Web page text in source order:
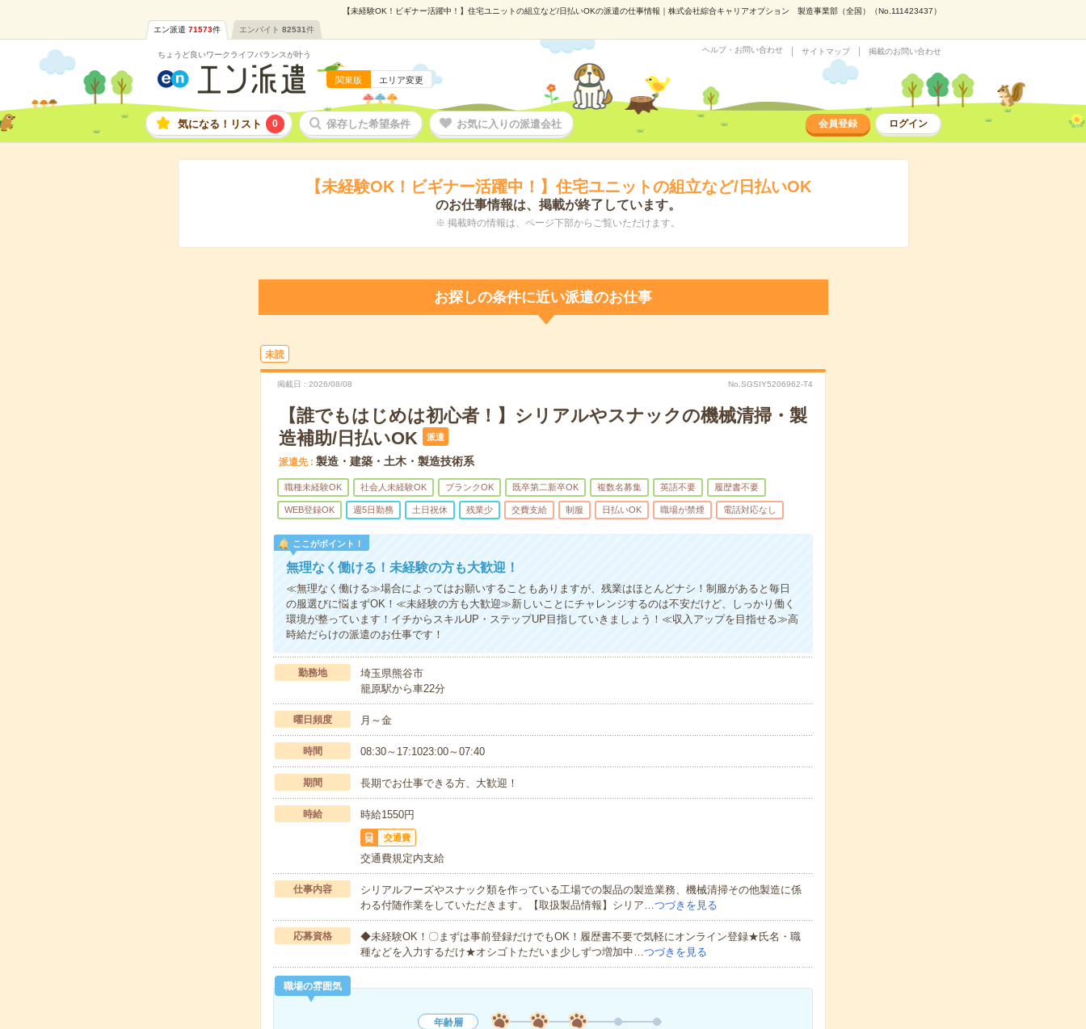
【未経験OK！ビギナー活躍中！】住宅ユニットの組立など/日払いOKの派遣の仕事情報｜株式会社綜合キャリアオプション 製造事業部（全国）（No.111423437）
エン派遣 71573件 エンバイト 82531件
ちょうど良いワークライフバランスが叶う
関東版 エリア変更
ヘルプ・お問い合わせ サイトマップ 掲載のお問い合わせ
気になる！リスト 0 保存した希望条件 お気に入りの派遣会社 会員登録 ログイン
【未経験OK！ビギナー活躍中！】住宅ユニットの組立など/日払いOK
のお仕事情報は、掲載が終了しています。
※ 掲載時の情報は、ページ下部からご覧いただけます。
お探しの条件に近い派遣のお仕事
未読
掲載日 2026/08/08 No.SGSIY5206962-T4
【誰でもはじめは初心者！】シリアルやスナックの機械清掃・製
造補助/日払いOK
派遣
派遣先 製造・建築・土木・製造技術系
職種未経験OK 社会人未経験OK ブランクOK 既卒第二新卒OK 複数名募集 英語不要 履歴書不要
WEB登録OK 週5日勤務 土日祝休 残業少 交費支給 制服 日払いOK 職場が禁煙 電話対応なし
ここがポイント！
無理なく働ける！未経験の方も大歓迎！
≪無理なく働ける≫場合によってはお願いすることもありますが、残業はほとんどナシ！制服があると毎日
の服選びに悩まずOK！≪未経験の方も大歓迎≫新しいことにチャレンジするのは不安だけど、しっかり働く
環境が整っています！イチからスキルUP・ステップUP目指していきましょう！≪収入アップを目指せる≫高
時給だらけの派遣のお仕事です！
勤務地
埼玉県熊谷市
籠原駅から車22分
曜日頻度 月～金
時間 08:30～17:1023:00～07:40
期間 長期でお仕事できる方、大歓迎！
時給 時給1550円
交通費
交通費規定内支給
仕事内容
シリアルフーズやスナック類を作っている工場での製品の製造業務、機械清掃その他製造に係
わる付随作業をしていただきます。【取扱製品情報】シリア…つづきを見る
応募資格
◆未経験OK！〇まずは事前登録だけでもOK！履歴書不要で気軽にオンライン登録★氏名・職
種などを入力するだけ★オシゴトただいま少しずつ増加中…つづきを見る
職場の雰囲気
年齢層